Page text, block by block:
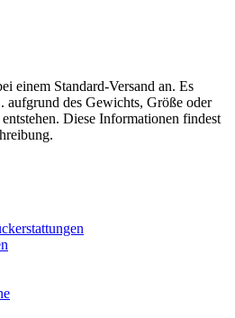
einem Standard-Versand an. Es
aufgrund des Gewichts, Größe oder
Diese Informationen findest